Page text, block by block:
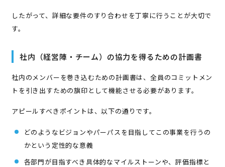
したがって、詳細な要件のすり合わせを丁寧に行うことが大切で
す。
社内（経営陣・チーム）の協力を得るための計画書
社内のメンバーを巻き込むための計画書は、全員のコミットメン
トを引き出すための旗印として機能させる必要があります。
アピールすべきポイントは、以下の通りです。
どのようなビジョンやパーパスを目指してこの事業を行うの
かという定性的な意義
各部門が目指すべき具体的なマイルストーンや、評価指標と